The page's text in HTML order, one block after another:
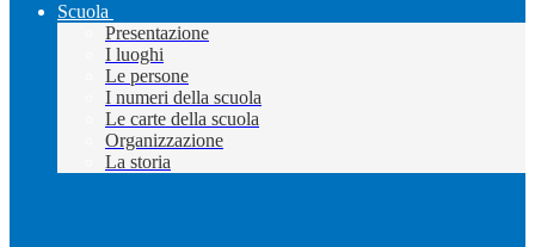
Scuola
Presentazione
I luoghi
Le persone
I numeri della scuola
Le carte della scuola
Organizzazione
La storia